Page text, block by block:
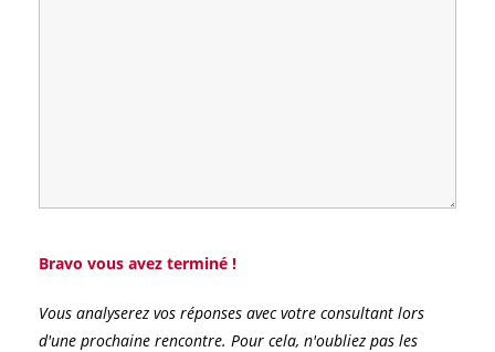
Bravo vous avez terminé !
Vous analyserez vos réponses avec votre consultant lors
d'une prochaine rencontre. Pour cela, n'oubliez pas les